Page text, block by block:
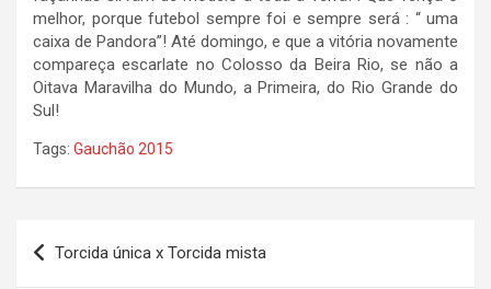
melhor, porque futebol sempre foi e sempre será : “ uma
caixa de Pandora”! Até domingo, e que a vitória novamente
compareça escarlate no Colosso da Beira Rio, se não a
Oitava Maravilha do Mundo, a Primeira, do Rio Grande do
Sul!
Tags: Gauchão 2015
Navegação
de
Torcida única x Torcida mista